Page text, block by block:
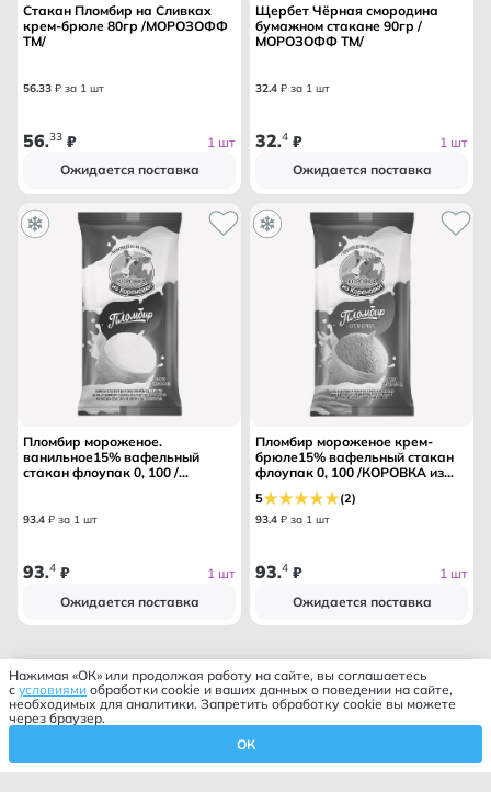
Стакан Пломбир на Сливках
крем-брюле 80гр /МОРОЗОФФ
ТМ/
56.33 ₽ за 1 шт
56.33 ₽
1 шт
Ожидается поставка
Щербет Чёрная смородина
бумажном стакане 90гр /
МОРОЗОФФ ТМ/
32.4 ₽ за 1 шт
32.4 ₽
1 шт
Ожидается поставка
Пломбир мороженое.
ванильное15% вафельный
стакан флоупак 0, 100 /
93.4 ₽ за 1 шт
93.4 ₽
1 шт
Ожидается поставка
Пломбир мороженое крем-
брюле15% вафельный стакан
флоупак 0, 100 /КОРОВКА из
5 (2)
93.4 ₽ за 1 шт
93.4 ₽
1 шт
Ожидается поставка
Нажимая «ОК» или продолжая работу на сайте, вы соглашаетесь
с условиями обработки cookie и ваших данных о поведении на сайте,
необходимых для аналитики. Запретить обработку cookie вы можете
через браузер.
ОК